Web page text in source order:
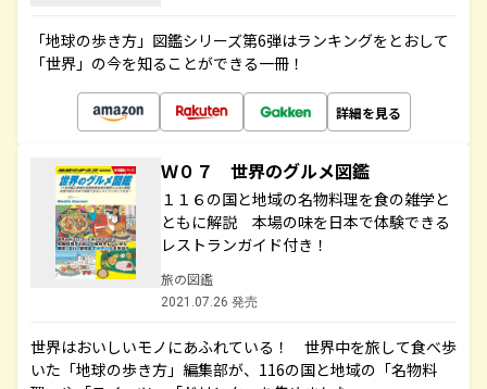
「地球の歩き方」図鑑シリーズ第6弾はランキングをとおして
「世界」の今を知ることができる一冊！
詳細を見る
Ｗ０７ 世界のグルメ図鑑
１１６の国と地域の名物料理を食の雑学と
ともに解説 本場の味を日本で体験できる
レストランガイド付き！
旅の図鑑
2021.07.26 発売
世界はおいしいモノにあふれている！ 世界中を旅して食べ歩
いた「地球の歩き方」編集部が、116の国と地域の「名物料